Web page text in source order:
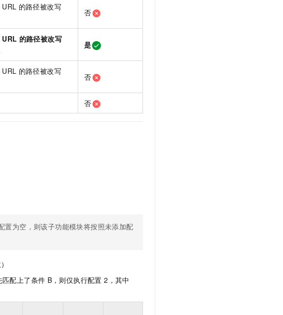
URL 的路径被改写
否
URL 的路径被改写
是
URL 的路径被改写
否
否
置为空，则该子功能模块将按照未添加配
匹配上了条件 B，则仅执行配置 2，其中